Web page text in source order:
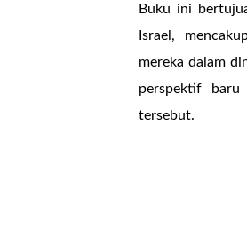
Buku ini
Israel,
mereka dalam
perspektif baru
tersebut.